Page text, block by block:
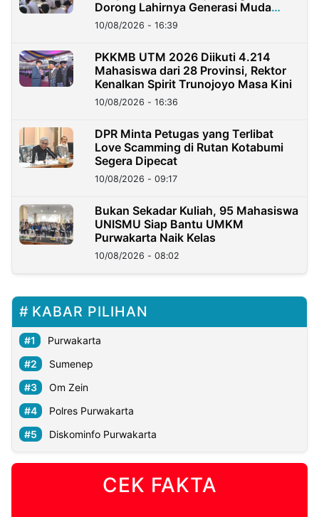
Dorong Lahirnya Generasi Muda
Berkarakter
10/08/2026 - 16:39
PKKMB UTM 2026 Diikuti 4.214
Mahasiswa dari 28 Provinsi, Rektor
Kenalkan Spirit Trunojoyo Masa Kini
10/08/2026 - 16:36
DPR Minta Petugas yang Terlibat
Love Scamming di Rutan Kotabumi
Segera Dipecat
10/08/2026 - 09:17
Bukan Sekadar Kuliah, 95 Mahasiswa
UNISMU Siap Bantu UMKM
Purwakarta Naik Kelas
10/08/2026 - 08:02
KABAR PILIHAN
Purwakarta
Sumenep
Om Zein
Polres Purwakarta
Diskominfo Purwakarta
CEK FAKTA